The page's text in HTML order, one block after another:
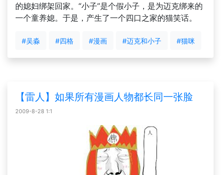
的媳妇绑架回家。“小子”是个假小子，是为迈克绑来的
一个童养媳。于是，产生了一个四口之家的猫笑话。
#吴淼 #四格 #漫画 #迈克和小子 #猫咪
【雷人】如果所有漫画人物都长同一张脸
2009-8-28 1:1